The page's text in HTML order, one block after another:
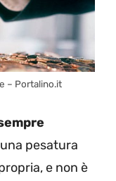
– Portalino.it
pesatura
e non è